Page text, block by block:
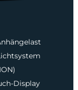
Display